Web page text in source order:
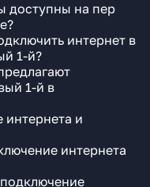
доступны на пер
интернет в
1-й?
1-й в
интернета и
интернета